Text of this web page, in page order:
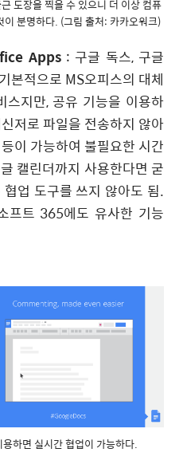
도장을 찍을 수 있으니 더 이상 컴퓨
분명하다. (그림 출처: 카카오워크)
Apps : 구글 독스, 구글
본적으로 MS오피스의 대체
스지만, 공유 기능을 이용하
저로 파일을 전송하지 않아
이 가능하여 불필요한 시간
캘린더까지 사용한다면 굳
업 도구를 쓰지 않아도 됨.
프트 365에도 유사한 기능
하면 실시간 협업이 가능하다.